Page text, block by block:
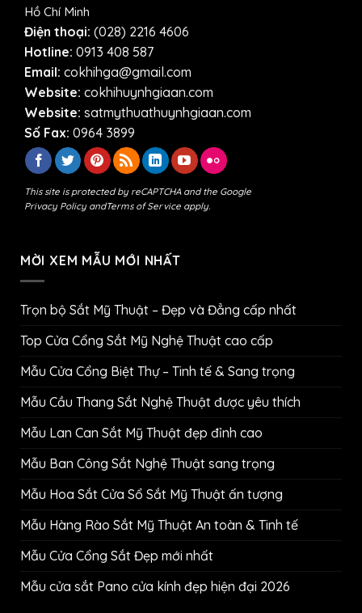
Hồ Chí Minh
Điện thoại: (028) 2216 4606
Hotline: 0913 408 587
Email: cokhihga@gmail.com
Website: cokhihuynhgiaan.com
Website: satmythuathuynhgiaan.com
Số Fax: 0964 3899
This site is protected by reCAPTCHA and the Google
Privacy PolicyandTerms of Serviceapply.
MỜI XEM MẪU MỚI NHẤT
Trọn bộ Sắt Mỹ Thuật – Đẹp và Đẳng cấp nhất
Top Cửa Cổng Sắt Mỹ Nghệ Thuật cao cấp
Mẫu Cửa Cổng Biệt Thự – Tinh tế & Sang trọng
Mẫu Cầu Thang Sắt Nghệ Thuật được yêu thích
Mẫu Lan Can Sắt Mỹ Thuật đẹp đỉnh cao
Mẫu Ban Công Sắt Nghệ Thuật sang trọng
Mẫu Hoa Sắt Cửa Sổ Sắt Mỹ Thuật ấn tượng
Mẫu Hàng Rào Sắt Mỹ Thuật An toàn & Tinh tế
Mẫu Cửa Cổng Sắt Đẹp mới nhất
Mẫu cửa sắt Pano cửa kính đẹp hiện đại 2026